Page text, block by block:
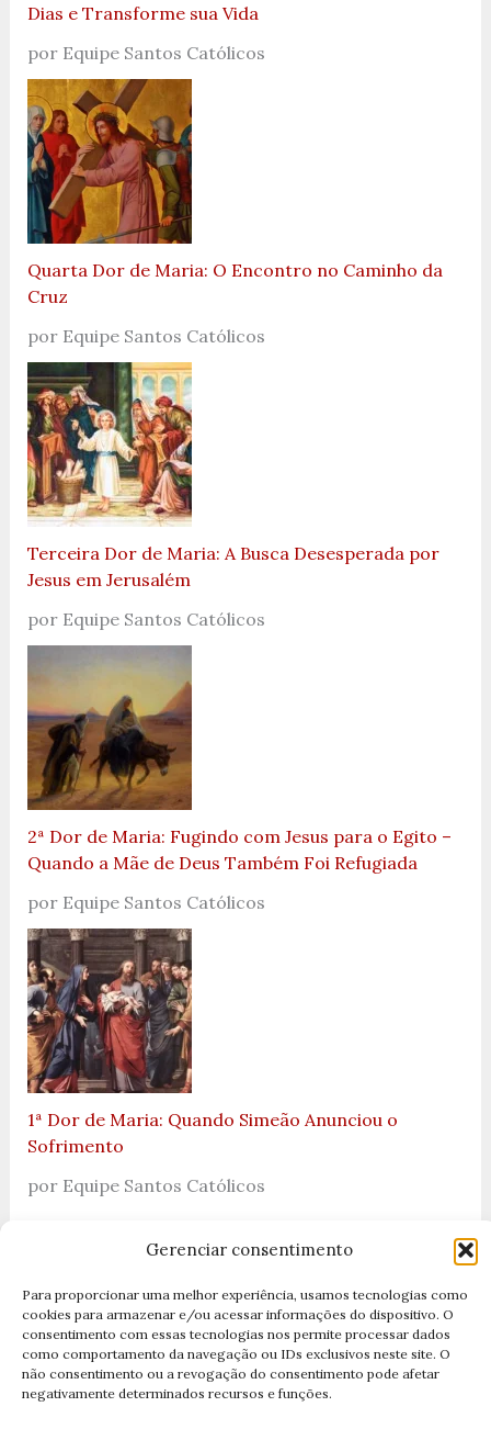
Gerenciar consentimento
Para proporcionar uma melhor experiência, usamos tecnologias como
cookies para armazenar e/ou acessar informações do dispositivo. O
consentimento com essas tecnologias nos permite processar dados
como comportamento da navegação ou IDs exclusivos neste site. O
não consentimento ou a revogação do consentimento pode afetar
negativamente determinados recursos e funções.
Dias e Transforme sua Vida
por Equipe Santos Católicos
Quarta Dor de Maria: O Encontro no Caminho da
Cruz
por Equipe Santos Católicos
Terceira Dor de Maria: A Busca Desesperada por
Jesus em Jerusalém
por Equipe Santos Católicos
2ª Dor de Maria: Fugindo com Jesus para o Egito –
Quando a Mãe de Deus Também Foi Refugiada
por Equipe Santos Católicos
1ª Dor de Maria: Quando Simeão Anunciou o
Sofrimento
por Equipe Santos Católicos
Categorias